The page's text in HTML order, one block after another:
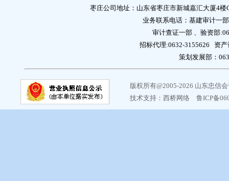
枣庄公司地址：山东省枣庄市新城嘉汇大厦4
业务联系电话：基建审计一
审计查证一部 、验资部
招标代理:0632-3155626 资
策划发展部：
版权所有@2005-2026 山东忠信
技术支持： 西桥网络 鲁ICP备